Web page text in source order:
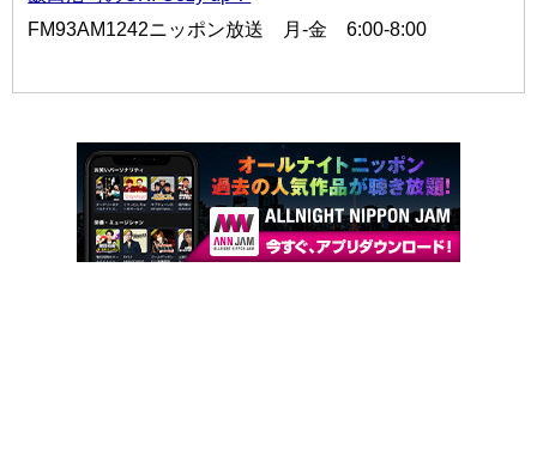
FM93AM1242ニッポン放送 月-金 6:00-8:00